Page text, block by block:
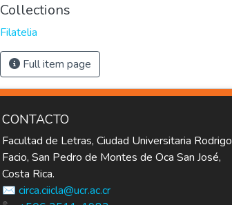
Collections
Filatelia
Full item page
CONTACTO
Facultad de Letras, Ciudad Universitaria Rodrigo
Facio, San Pedro de Montes de Oca San José,
Costa Rica.
✉️ circa.ciicla@ucr.ac.cr